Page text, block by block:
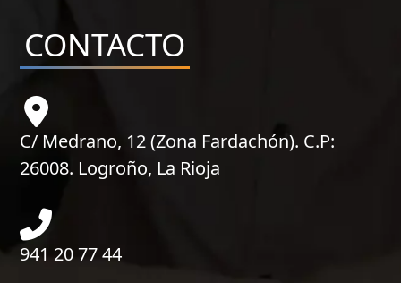
CONTACTO
C/ Medrano, 12 (Zona Fardachón). C.P:
26008. Logroño, La Rioja
941 20 77 44